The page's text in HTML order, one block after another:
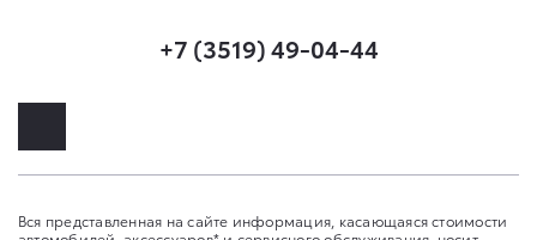
+7 (3519) 49-04-44
Вся представленная на сайте информация, касающаяся стоимости